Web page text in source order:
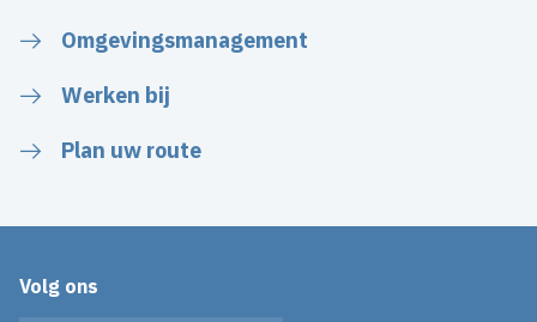
Omgevingsmanagement
Werken bij
Plan uw route
Volg ons